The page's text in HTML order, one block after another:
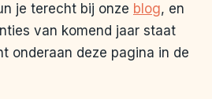
je terecht bij onze blog, en
van komend jaar staat
onderaan deze pagina in de